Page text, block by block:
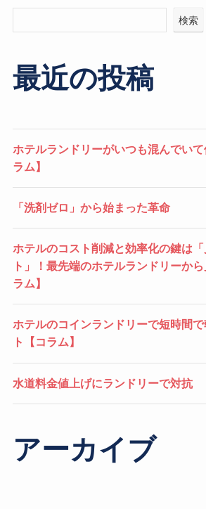
検索
最近の投稿
ホテルランドリーがいつも混んでい
ラム】
「洗剤ゼロ」から始まった革命
ホテルのコスト削減と効率化の鍵は
ト」！最先端のホテルランドリーか
ラム】
ホテルのコインランドリーで短時間
ト【コラム】
水道料金値上げにランドリーで対抗
アーカイブ